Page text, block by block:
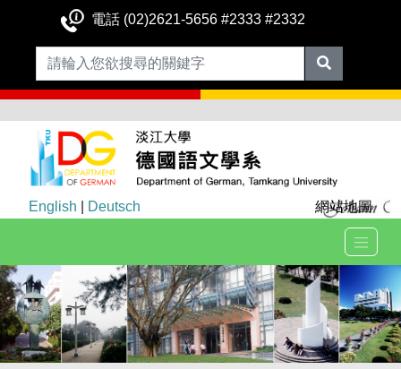
電話 (02)2621-5656 #2333 #2332
English Deutsch 網站地圖